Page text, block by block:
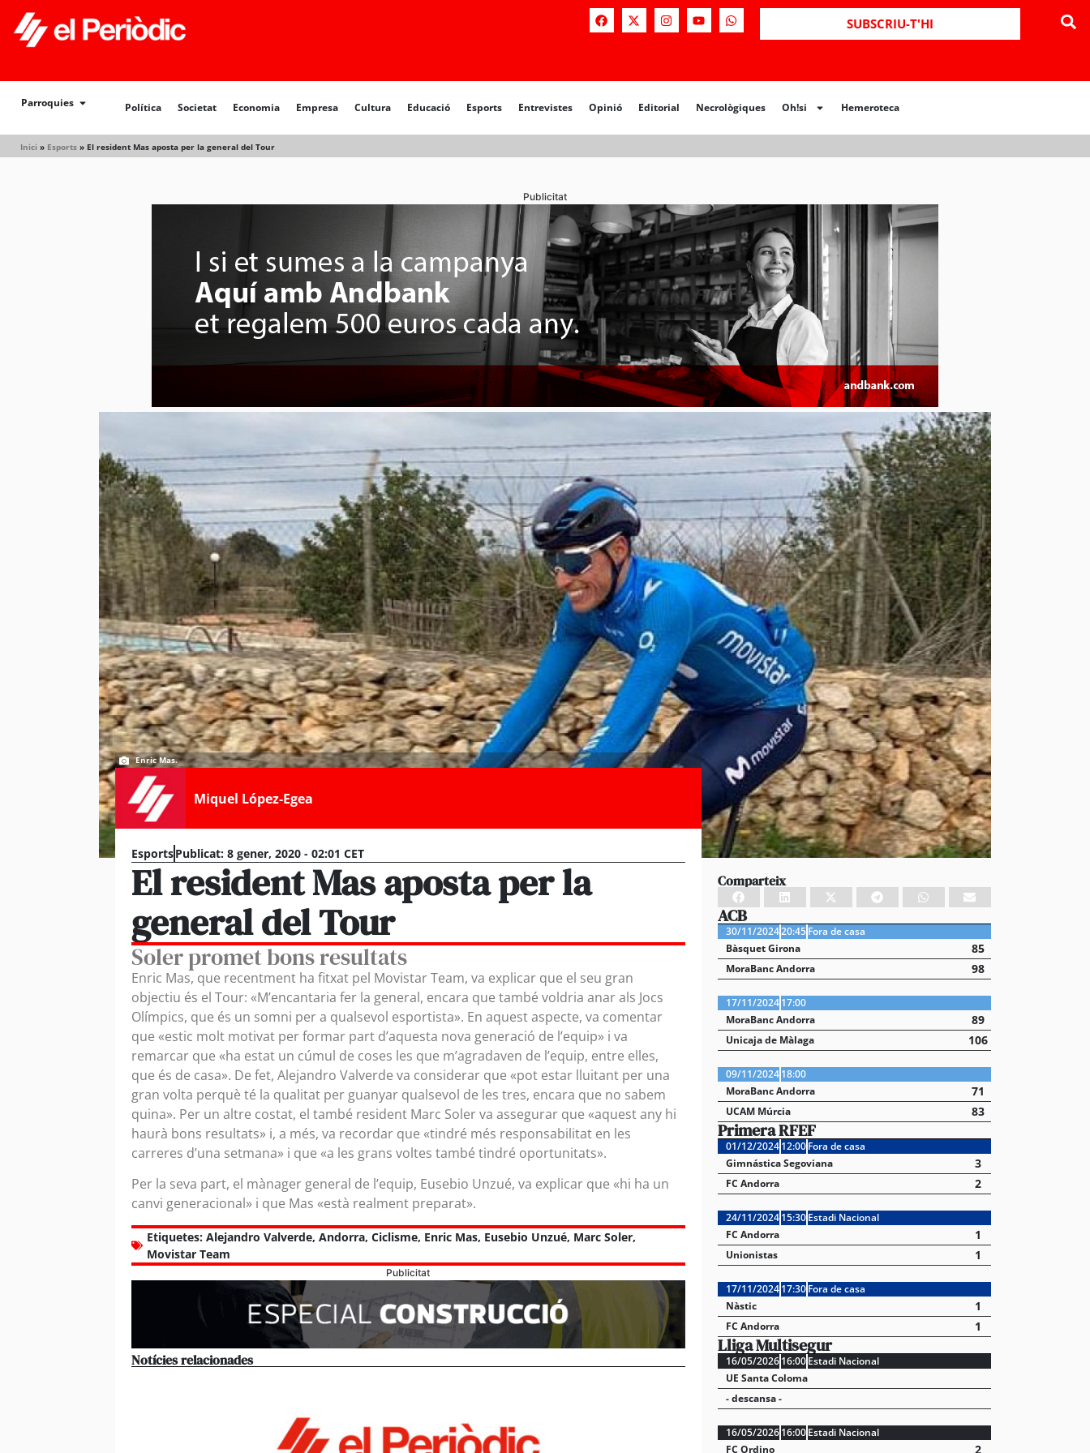
SUBSCRIU-T'HI
Parroquies Política Societat Economia Empresa Cultura Educació Esports Entrevistes Opinió Editorial Necrològiques Oh!si Hemeroteca
Inici » Esports » El resident Mas aposta per la general del Tour
Política Societat Opinió Editorial Necrològiques Hemeroteca
Publicitat
Enric Mas.
Miquel López-Egea
EsportsPublicat: 8 gener, 2020 - 02:01 CET
El resident Mas aposta per la
general del Tour
Soler promet bons resultats
Enric Mas, que recentment ha fitxat pel Movistar Team, va explicar que el seu gran
objectiu és el Tour: «M’encantaria fer la general, encara que també voldria anar als Jocs
Olímpics, que és un somni per a qualsevol esportista». En aquest aspecte, va comentar
que «estic molt motivat per formar part d’aquesta nova generació de l’equip» i va
remarcar que «ha estat un cúmul de coses les que m’agradaven de l’equip, entre elles,
que és de casa». De fet, Alejandro Valverde va considerar que «pot estar lluitant per una
gran volta perquè té la qualitat per guanyar qualsevol de les tres, encara que no sabem
quina». Per un altre costat, el també resident Marc Soler va assegurar que «aquest any hi
haurà bons resultats» i, a més, va recordar que «tindré més responsabilitat en les
carreres d’una setmana» i que «a les grans voltes també tindré oportunitats».
Per la seva part, el mànager general de l’equip, Eusebio Unzué, va explicar que «hi ha un
canvi generacional» i que Mas «està realment preparat».
Etiquetes: Alejandro Valverde, Andorra, Ciclisme, Enric Mas, Eusebio Unzué, Marc Soler,
Movistar Team
Publicitat
Notícies relacionades
Comparteix
ACB
30/11/202420:45 Fora de casa
Bàsquet Girona
85
MoraBanc Andorra 98
17/11/2024 17:00
MoraBanc Andorra
89
Unicaja de Màlaga 106
09/11/2024 18:00
MoraBanc Andorra
71
UCAM Múrcia 83
Primera RFEF
01/12/2024 12:00 Fora de casa
Gimnástica Segoviana
3
FC Andorra 2
24/11/2024 15:30 Estadi Nacional
FC Andorra
1
Unionistas 1
17/11/2024 17:30 Fora de casa
Nàstic
1
FC Andorra 1
Lliga Multisegur
16/05/2026 16:00 Estadi Nacional
UE Santa Coloma
- descansa -
16/05/2026 16:00 Estadi Nacional
FC Ordino
2